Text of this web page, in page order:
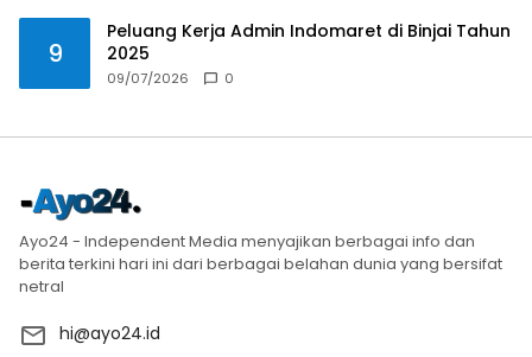
9
Peluang Kerja Admin Indomaret di Binjai Tahun
2025
09/07/2026 0
Ayo24 - Independent Media menyajikan berbagai info dan
berita terkini hari ini dari berbagai belahan dunia yang bersifat
netral
hi@ayo24.id